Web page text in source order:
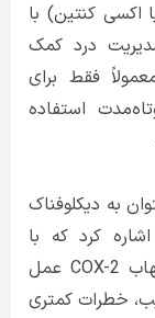
کنتین) با
درد کمک
فقط برای
استفاده
به دیکلوفناک
کرد که با
مسدود کردن آنزیم تحریک‌کننده التهاب COX-2 عمل
خطرات کمتری